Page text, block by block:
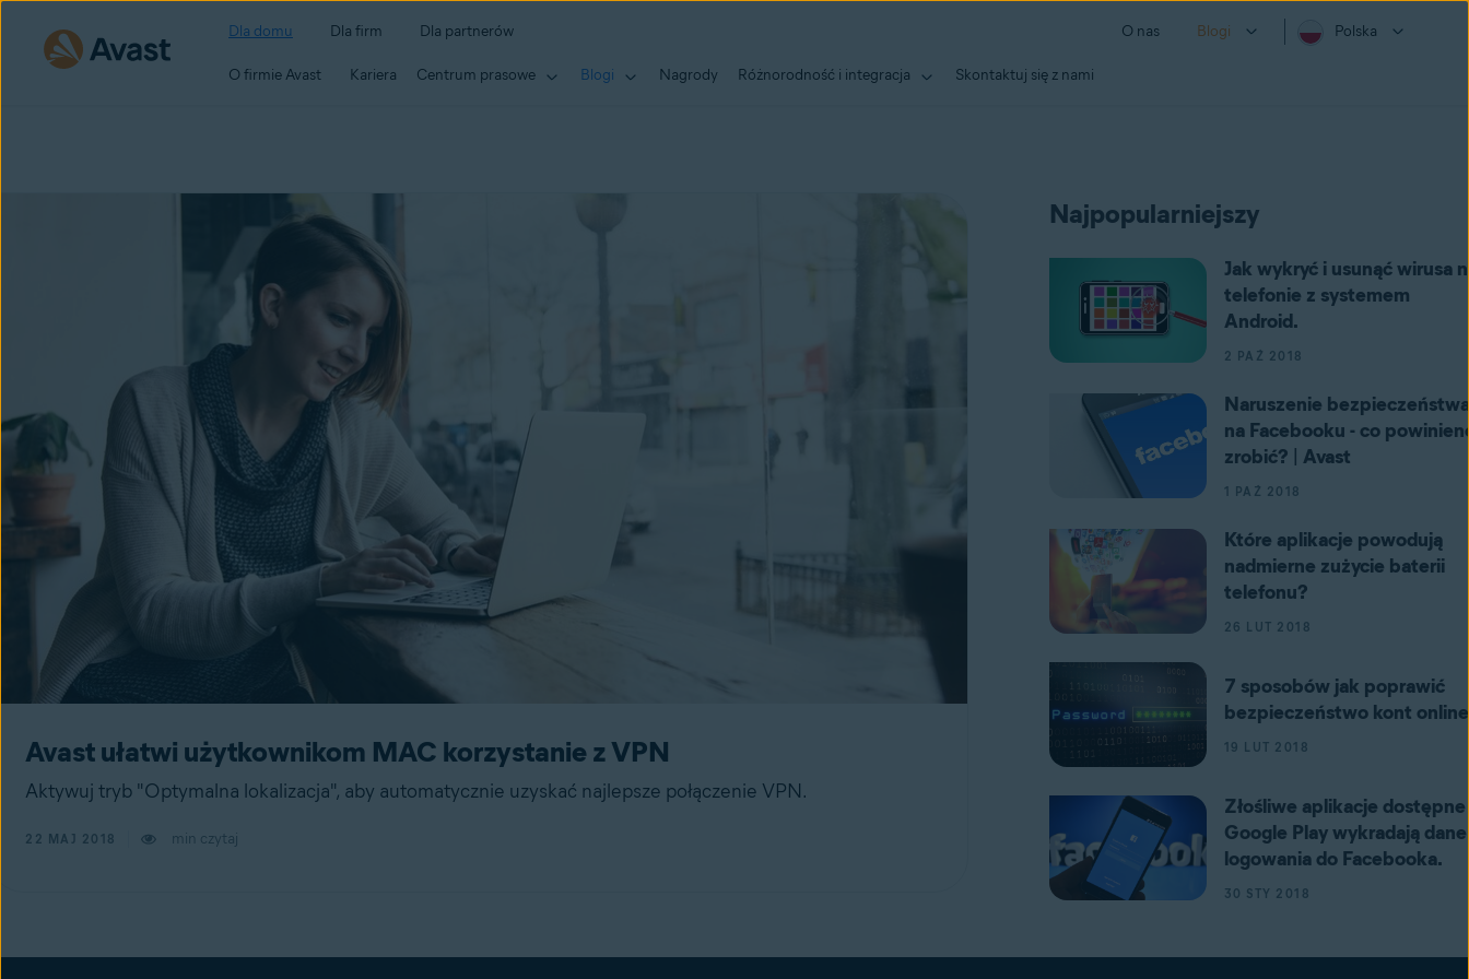
Dla domu Dla firm Dla partnerów O nas Blogi Polska
O firmie Avast Kariera Centrum prasowe Blogi Nagrody Różnorodność i integracja Skontaktuj się z nami
Avast ułatwi użytkownikom MAC korzystanie z VPN
Aktywuj tryb "Optymalna lokalizacja", aby automatycznie uzyskać najlepsze połączenie VPN.
22 MAJ 2018 min czytaj
Najpopularniejszy
Jak wykryć i usunąć wirusa
telefonie z systemem
Android.
2 PAŹ 2018
Naruszenie bezpieczeństwa
na Facebooku - co
zrobić? | Avast
1 PAŹ 2018
Które aplikacje powodują
nadmierne zużycie baterii
telefonu?
26 LUT 2018
7 sposobów jak poprawić
bezpieczeństwo kont online
19 LUT 2018
Złośliwe aplikacje
Google Play wykradają dane
logowania do Facebooka.
30 STY 2018